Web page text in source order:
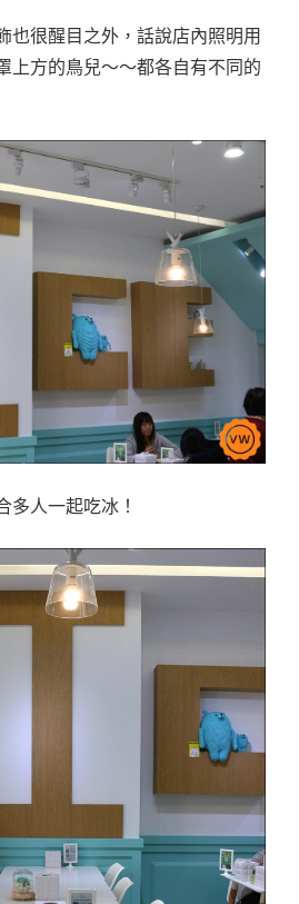
也很醒目之外，話說店內照明用
上方的鳥兒～～都各自有不同的
多人一起吃冰！